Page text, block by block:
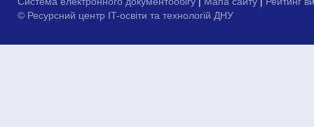
© Ресурсний центр IT-освіти та технологій ДНУ